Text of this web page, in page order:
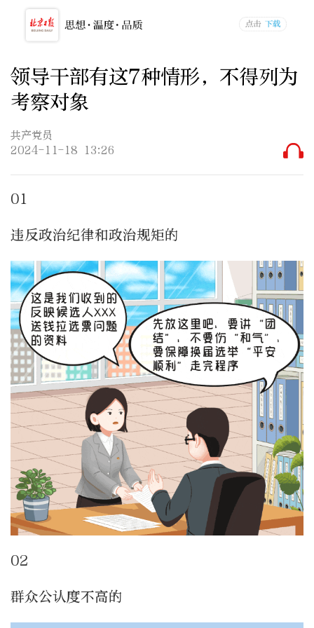
领导干部有这7种情形，不得列为
考察对象
共产党员
2024-11-18 13:26
01
违反政治纪律和政治规矩的
02
群众公认度不高的